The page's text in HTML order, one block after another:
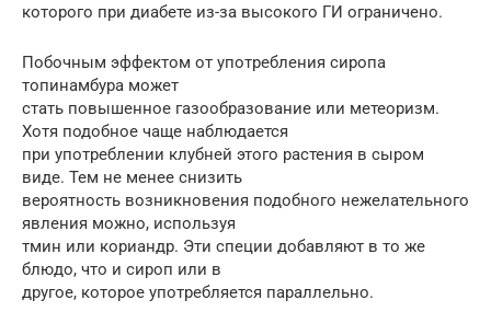
которого при диабете из-за высокого ГИ ограничено.
Побочным эффектом от употребления сиропа
топинамбура может
стать повышенное газообразование или метеоризм.
Хотя подобное чаще наблюдается
при употреблении клубней этого растения в сыром
виде. Тем не менее снизить
вероятность возникновения подобного нежелательного
явления можно, используя
тмин или кориандр. Эти специи добавляют в то же
блюдо, что и сироп или в
другое, которое употребляется параллельно.